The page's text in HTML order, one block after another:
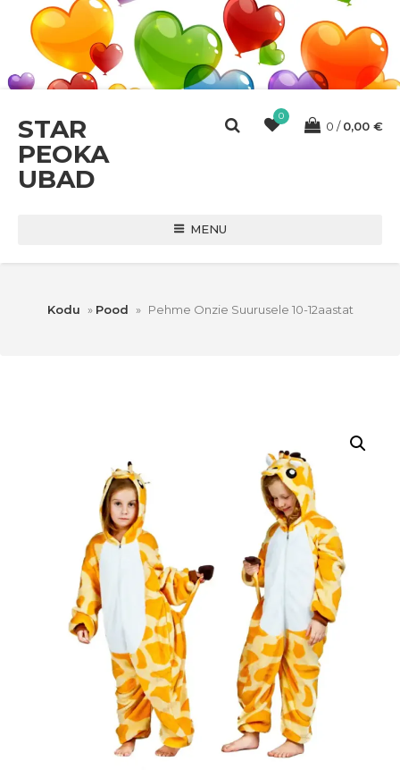
STAR
PEOKA
UBAD
0
0 0,00 €
MENU
Kodu » Pood » Pehme Onzie Suurusele 10-12aastat